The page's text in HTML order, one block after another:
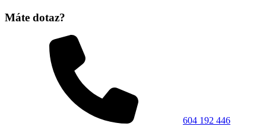
Máte dotaz?
604 192 446